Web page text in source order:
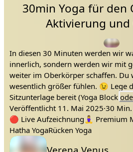
30min Yoga für den
Aktivierung
In diesen 30 Minuten werden wir
innerlich, sondern werden wir mit
weiter im Oberkörper schaffen. Du
wesentlich größer fühlen. 😉 Lege
Sitzunterlage bereit (Yoga Block
Wir üben heute gezielt für etwas
Brust und dadurch auch Kräftigung
Veröffentlicht 11. Mai 2025·30 Min.
Tags:
🔴 Live Aufzeichnung🧘‍♀️ Premium
Hatha YogaRücken Yoga
aktivierung
rücken
verena
weite
yoga
zypern
öffnung
Lehrer: